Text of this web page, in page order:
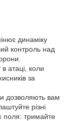
динаміку
контроль над
атаці, коли
за
дозволяють вам
різні
поля: тримайте